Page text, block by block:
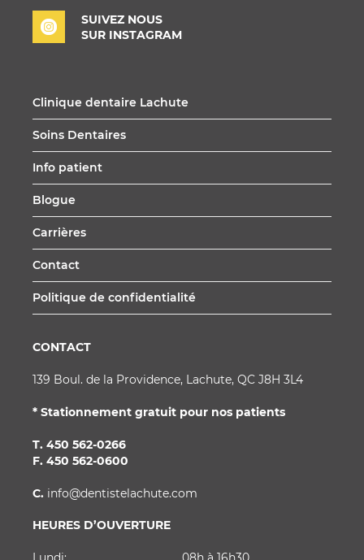
SUIVEZ NOUS
SUR INSTAGRAM
Clinique dentaire Lachute
Soins Dentaires
Info patient
Blogue
Carrières
Contact
Politique de confidentialité
CONTACT
139 Boul. de la Providence, Lachute, QC J8H 3L4
* Stationnement gratuit pour nos patients
T. 450 562-0266
F. 450 562-0600
C. info@dentistelachute.com
HEURES D’OUVERTURE